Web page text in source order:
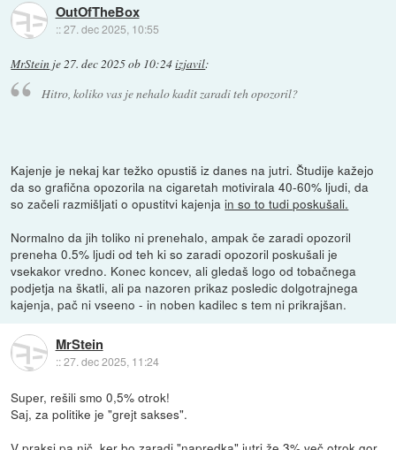
OutOfTheBox
::27. dec 2025, 10:55
MrStein je27. dec 2025 ob 10:24izjavil:
Hitro, koliko vas je nehalo kadit zaradi teh opozoril?
Kajenje je nekaj kar težko opustiš iz danes na jutri. Študije kažejo
da so grafična opozorila na cigaretah motivirala 40-60% ljudi, da
so začeli razmišljati o opustitvi kajenjain so to tudi poskušali.
Normalno da jih toliko ni prenehalo, ampak če zaradi opozoril
preneha 0.5% ljudi od teh ki so zaradi opozoril poskušali je
vsekakor vredno. Konec koncev, ali gledaš logo od tobačnega
podjetja na škatli, ali pa nazoren prikaz posledic dolgotrajnega
kajenja, pač ni vseeno - in noben kadilec s tem ni prikrajšan.
MrStein
::27. dec 2025, 11:24
Super, rešili smo 0,5% otrok!
Saj, za politike je "grejt sakses".